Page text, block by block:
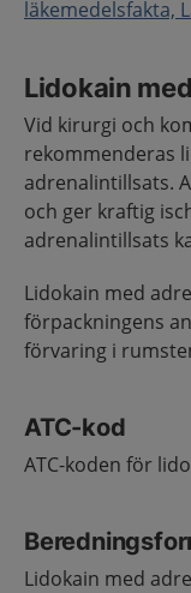
läkemedelsfakta,
Lidokain
Vid kirurgi och
rekommenderas
adrenalintillsats.
och ger kraftig
adrenalintillsats
Lidokain med
förpackningens
förvaring i
ATC-kod
ATC-koden för
Lidokain med